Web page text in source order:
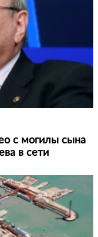
с могилы сына
в сети